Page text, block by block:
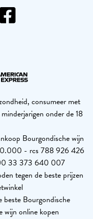
consumeer met
onder de 18
Bourgondische wijn
- rcs 788 926 426
33 373 640 007
tegen de beste prijzen
beste Bourgondische
wijn online kopen